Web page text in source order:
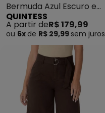
Bermuda Azul Escuro em
Jeans
QUINTESS
A partir deR$ 179,99
ou 6x de R$ 29,99 sem juros